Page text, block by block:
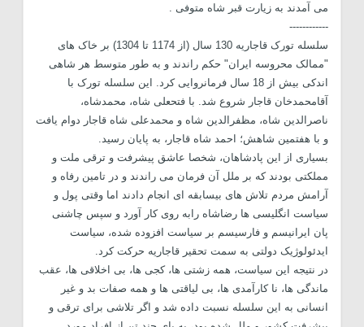
می آمدند به زیارت قبر شاه متوفی .
------------
سلسله تورک قاجاریه 130 سال (از 1174 تا 1304) بر خاک های
"ممالک محروسه ایران" حکم راندند و به طور متوسط هر شاهی
اندکی بیش از 18 سال فرمانروایی کرد. این سلسله تورک با
آقامحمدخان قاجار شروع شد. با فتحعلی شاه، محمدشاه،
ناصرالدین شاه، مظفرالدین شاه و محمدعلی شاه قاجار دوام یافت
و با هفتمین شاهش؛ احمد شاه قاجار، به پایان رسید.
بسیاری از این پادشاهان، شخصا عاشق پیشرفت و ترقی ملت و
مملکتی بودند که بر ملل آن فرمان می راندند و در تامین رفاه و
آرامش مردم تلاش های بیسابقه ای انجام دادند اما وقتی پول و
سیاست انگلیسی ها رضاشاه رابه روی کار آورد و سپس چاشنی
پان ایرانیسم و فارسیسم بر سیاست افزوده شده، سیاست
ایدئولوژیک دولتی به سمت تحقیر قاجاریه حرکت کرد.
در نتیجه این سیاست، همه زشتی ها، کجی ها، بی اخلاقی ها، عقب
ماندگی ها، نا کارآمدی ها، بی لیاقتی ها و همه صفات بد و غیر
انسانی به این سلسله نسبت داده شد و اگر تلاشی برای ترقی و